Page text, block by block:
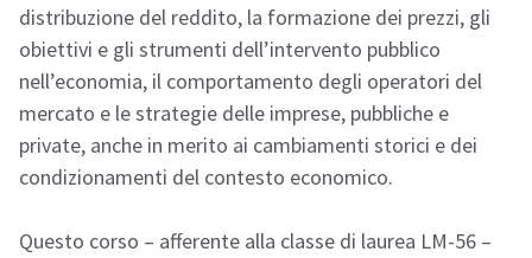
distribuzione del reddito, la formazione dei prezzi, gli
obiettivi e gli strumenti dell’intervento pubblico
nell’economia, il comportamento degli operatori del
mercato e le strategie delle imprese, pubbliche e
private, anche in merito ai cambiamenti storici e dei
condizionamenti del contesto economico.
Questo corso – afferente alla classe di laurea LM-56 –